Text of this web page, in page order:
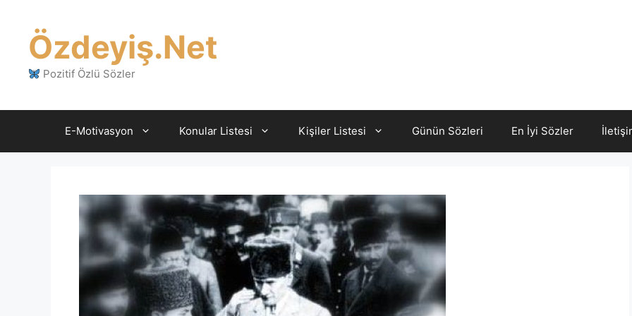
Özdeyiş.Net
Pozitif Özlü Sözler
E-Motivasyon Konular Listesi Kişiler Listesi Günün Sözleri En İyi Sözler